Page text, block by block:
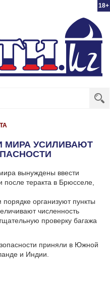
18+
МИРА УСИЛИВАЮТ
вынуждены ввести
теракта в Брюсселе,
организуют пункты
численность
проверку багажа
приняли в Южной
и Индии.